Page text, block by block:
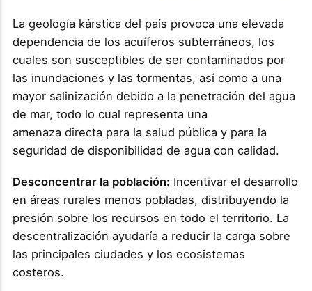
La geología kárstica del país provoca una elevada
dependencia de los acuíferos subterráneos, los
cuales son susceptibles de ser contaminados por
las inundaciones y las tormentas, así como a una
mayor salinización debido a la penetración del agua
de mar, todo lo cual representa una
amenaza directa para la salud pública y para la
seguridad de disponibilidad de agua con calidad.
Desconcentrar la población: Incentivar el desarrollo
en áreas rurales menos pobladas, distribuyendo la
presión sobre los recursos en todo el territorio. La
descentralización ayudaría a reducir la carga sobre
las principales ciudades y los ecosistemas
costeros.